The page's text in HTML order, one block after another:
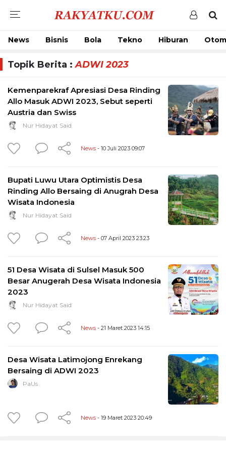
News Bisnis Bola Tekno Hiburan
Topik Berita :ADWI 2023
Kemenparekraf Apresiasi Desa Rinding
Allo Masuk ADWI 2023, Sebut seperti
Austria dan Swiss
Nur Hidayat Said
News - 10 Juli 2023 09:07
Bupati Luwu Utara Optimistis Desa
Rinding Allo Bersaing di Anugrah Desa
Wisata Indonesia
Nur Hidayat Said
News - 07 April 2023 23:23
51 Desa Wisata di Sulsel Masuk 500
Besar Anugerah Desa Wisata Indonesia
2023
Nur Hidayat Said
News - 21 Maret 2023 14:15
Desa Wisata Latimojong Enrekang
Bersaing di ADWI 2023
PaUs
News - 19 Maret 2023 20:49